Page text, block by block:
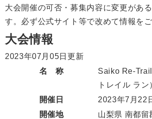
大会開催の可否・募集内容に変更があ
す。必ず公式サイト等で改めて情報をご
大会情報
2023年07月05日更新
名 称
Saiko Re-
トレイル ラン
開催日
2023年7月22
開催地
山梨県 南都留